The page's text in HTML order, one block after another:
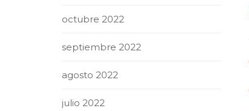
octubre 2022
septiembre 2022
agosto 2022
julio 2022